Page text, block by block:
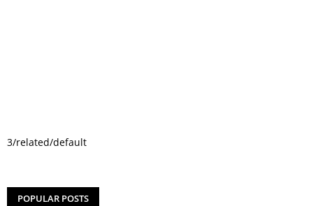
3/related/default
POPULAR POSTS